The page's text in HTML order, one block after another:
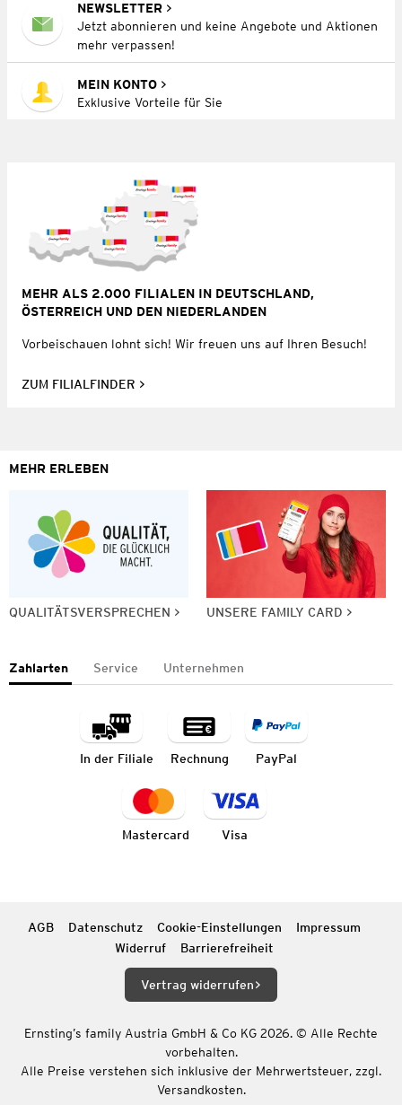
NEWSLETTER
Jetzt abonnieren und keine Angebote und Aktionen
mehr verpassen!
MEIN KONTO
Exklusive Vorteile für Sie
MEHR ALS 2.000 FILIALEN IN DEUTSCHLAND,
ÖSTERREICH UND DEN NIEDERLANDEN
Vorbeischauen lohnt sich! Wir freuen uns auf Ihren Besuch!
ZUM FILIALFINDER
MEHR ERLEBEN
QUALITÄTSVERSPRECHEN UNSERE FAMILY CARD
Zahlarten Service Unternehmen
In der Filiale Rechnung PayPal
Mastercard Visa
AGB Datenschutz Cookie-Einstellungen
Impressum
Widerruf
Barrierefreiheit
Vertrag widerrufen
Ernsting’s family Austria GmbH & Co KG 2026. © Alle Rechte
vorbehalten.
Alle Preise verstehen sich inklusive der Mehrwertsteuer, zzgl.
Versandkosten.